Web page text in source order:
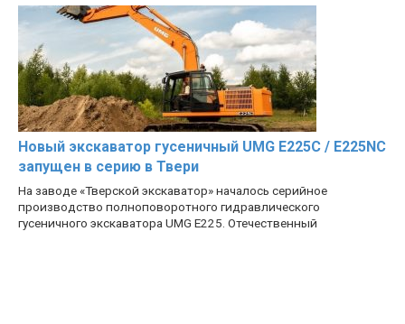
Новый экскаватор гусеничный UMG E225C / E225NC
запущен в серию в Твери
На заводе «Тверской экскаватор» началось серийное
производство полноповоротного гидравлического
гусеничного экскаватора UMG E225. Отечественный